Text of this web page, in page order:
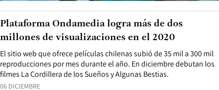
06 DICIEMBRE
El sitio web que ofrece películas chilenas subió de 35 mil a 300 mil
reproducciones por mes durante el año. En diciembre debutan los
filmes La Cordillera de los Sueños y Algunas Bestias.
Plataforma Ondamedia logra más de dos
millones de visualizaciones en el 2020